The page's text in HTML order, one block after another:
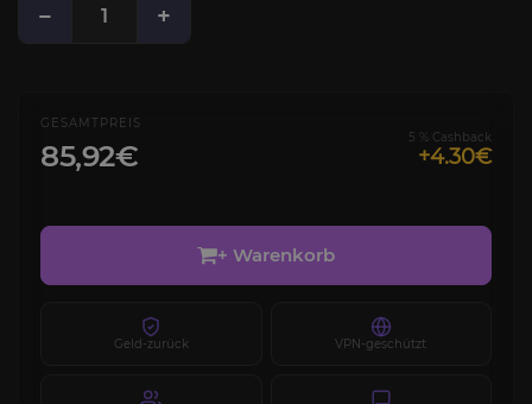
− +
GESAMTPREIS
85,92€
5 % Cashback
+4.30€
+ Warenkorb
Geld-zurück VPN-geschützt